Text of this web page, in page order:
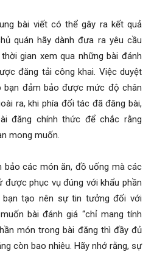
bài viết có thể gây ra kết quả
quán hãy dành đưa ra yêu cầu
gian xem qua những bài đánh
đăng tải công khai. Việc duyệt
bạn đảm bảo được mức độ chân
ra, khi phía đối tác đã đăng bài,
đăng chính thức để chắc rằng
mong muốn.
bảo các món ăn, đồ uống mà các
phục vụ đúng với khẩu phần
bạn tạo nên sự tin tưởng đối với
bài đánh giá “chỉ mang tính
món trong bài đăng thì đầy đủ
còn bao nhiêu. Hãy nhớ rằng, sự